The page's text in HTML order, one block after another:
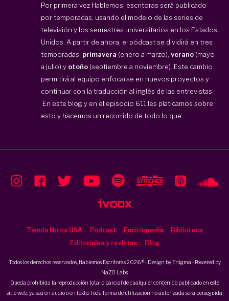
Por primera vez Hablemos, escritoras será publicado
por temporadas, usando el modelo de las series de
televisión y los semestres universitarios en los Estados
Unidos. A partir de ahora, el pódcast se dividirá en tres
temporadas: primavera (enero a marzo), verano (mayo
a julio) y otoño (septiembre a noviembre). Este cambio
permitirá al equipo enfocarse en nuevos proyectos y
continuar con la traducción al inglés de las entrevistas.
En este blog y en el episodio 611 les platicamos sobre
esto y hacemos un recorrido de todo lo que ...
Tienda libros USA Podcast Enciclopedia
Biblioteca
Editoriales y revistas
Blog
Todos los derechos reservados, Hablemos Escritoras 2026 ® • Design by Enigma • Powered by
NaZO Labs
Queda prohibida la reproducción total o parcial de cualquier contenido publicado en este
sitio web, ya sea en audio o en texto. Toda forma de utilización no autorizada será perseguida